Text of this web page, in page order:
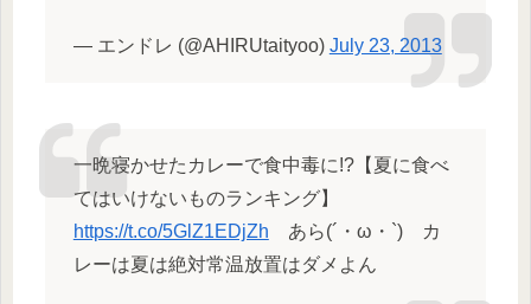
— エンドレ (@AHIRUtaityoo) July 23, 2013
一晩寝かせたカレーで食中毒に!?【夏に食べ
てはいけないものランキング】
https://t.co/5GlZ1EDjZh あら(´・ω・`) カ
レーは夏は絶対常温放置はダメよん